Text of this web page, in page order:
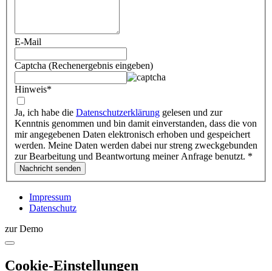
E-Mail
Captcha (Rechenergebnis eingeben)
Hinweis*
Ja, ich habe die Datenschutzerklärung gelesen und zur
Kenntnis genommen und bin damit einverstanden, dass die von
mir angegebenen Daten elektronisch erhoben und gespeichert
werden. Meine Daten werden dabei nur streng zweckgebunden
zur Bearbeitung und Beantwortung meiner Anfrage benutzt. *
Impressum
Datenschutz
zur Demo
Cookie-Einstellungen